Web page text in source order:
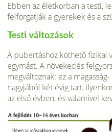
Ebben az életkorban a testi,
felforgatják a gyerekek és a
Testi változások
A pubertáshoz köthető fizikai
egymást. A növekedés
megváltoznak: ez a
nagyjából két évig tart,
az első évben, és valamivel